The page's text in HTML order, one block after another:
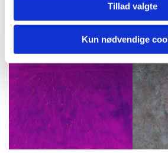
Tillad valgte
Kun nødvendige